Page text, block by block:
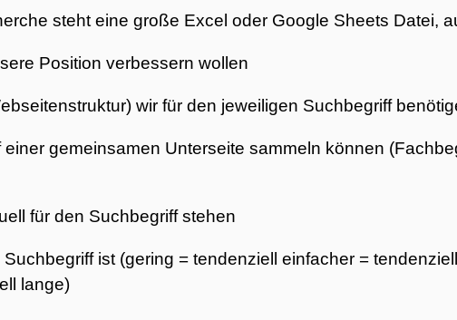
steht eine große Excel oder Google Sheets Datei,
Position verbessern wollen
wir für den jeweiligen Suchbegriff
gemeinsamen Unterseite sammeln können
für den Suchbegriff stehen
ist (gering = tendenziell einfacher =
lange)